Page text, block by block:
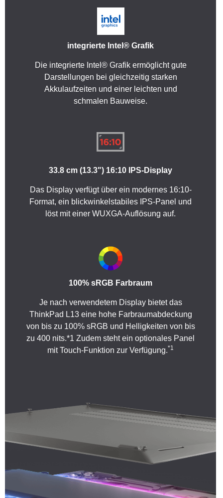
integrierte Intel® Grafik
Die integrierte Intel® Grafik ermöglicht gute
Darstellungen bei gleichzeitig starken
Akkulaufzeiten und einer leichten und
schmalen Bauweise.
33.8 cm (13.3") 16:10 IPS-Display
Das Display verfügt über ein modernes 16:10-
Format, ein blickwinkelstabiles IPS-Panel und
löst mit einer WUXGA-Auflösung auf.
100% sRGB Farbraum
Je nach verwendetem Display bietet das
ThinkPad L13 eine hohe Farbraumabdeckung
von bis zu 100% sRGB und Helligkeiten von bis
zu 400 nits.*1 Zudem steht ein optionales Panel
mit Touch-Funktion zur Verfügung.*1